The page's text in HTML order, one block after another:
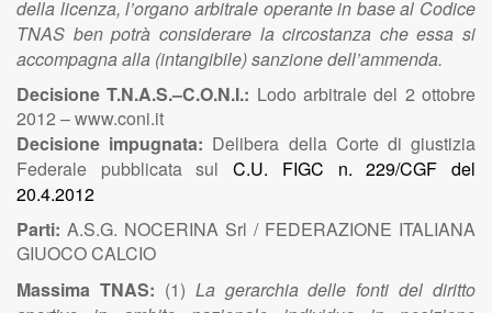
della licenza, l’organo arbitrale operante in base al Codice
TNAS ben potrà considerare la circostanza che essa si
accompagna alla (intangibile) sanzione dell’ammenda.
Decisione T.N.A.S.–C.O.N.I.: Lodo arbitrale del 2 ottobre
2012 – www.coni.it
Decisione impugnata: Delibera della Corte di giustizia
Federale pubblicata sul
C.U. FIGC n. 229/CGF del
20.4.2012
Parti: A.S.G. NOCERINA Srl / FEDERAZIONE ITALIANA
GIUOCO CALCIO
Massima TNAS: (1) La gerarchia delle fonti del diritto